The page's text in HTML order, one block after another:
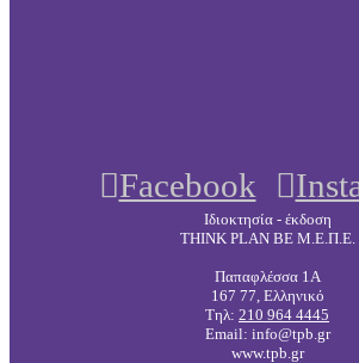
Facebook
Ιδιοκτησία - έκδοση
THINK PLAN BE Μ.Ε.Π.Ε.
Παπαφλέσσα 1Α
167 77, Ελληνικό
Τηλ: 210 964 4445
Email: info@tpb.gr
www.tpb.gr